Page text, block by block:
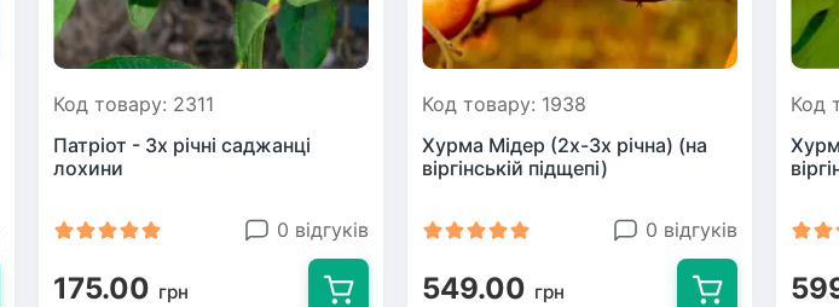
Код товару: 2311
Патріот - 3х річні саджанці
лохини
0 відгуків
175.00 грн
Код товару: 1938
Хурма Мідер (2х-3х річна) (на
віргінській підщепі)
0 відгуків
549.00 грн
Код